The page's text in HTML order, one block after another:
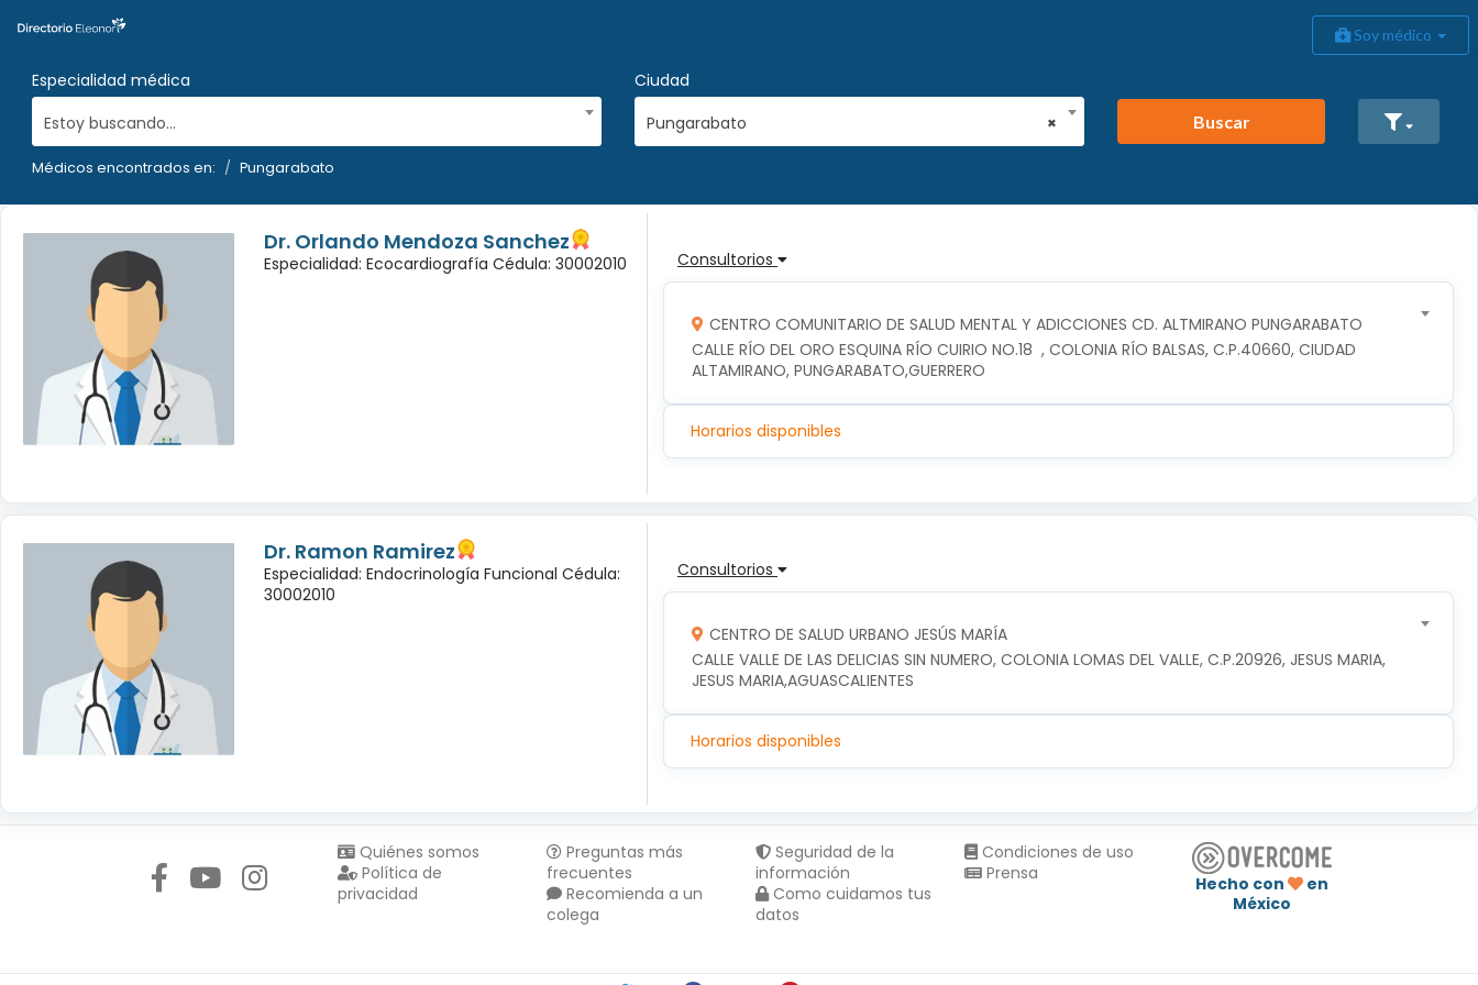
Soy médico
Especialidad médica
Estoy buscando...
Ciudad
×
Pungarabato Buscar
Médicos encontrados en: Pungarabato
Dr. Orlando Mendoza Sanchez
Especialidad: Ecocardiografía Cédula: 30002010 Consultorios
CENTRO COMUNITARIO DE SALUD MENTAL Y ADICCIONES CD. ALTMIRANO PUNGARABATO
CALLE RÍO DEL ORO ESQUINA RÍO CUIRIO NO.18  , COLONIA RÍO BALSAS, C.P.40660, CIUDAD
ALTAMIRANO, PUNGARABATO,GUERRERO
Horarios disponibles
Dr. Ramon Ramirez
Especialidad: Endocrinología Funcional Cédula:
30002010
Consultorios
CENTRO DE SALUD URBANO JESÚS MARÍA
CALLE VALLE DE LAS DELICIAS SIN NUMERO, COLONIA LOMAS DEL VALLE, C.P.20926, JESUS MARIA,
JESUS MARIA,AGUASCALIENTES
Horarios disponibles
Quiénes somos
Política de
privacidad
Preguntas más
frecuentes
Recomienda a un
colega
Seguridad de la
información
Como cuidamos tus
datos
Condiciones de uso
Prensa
Hecho con
en
México